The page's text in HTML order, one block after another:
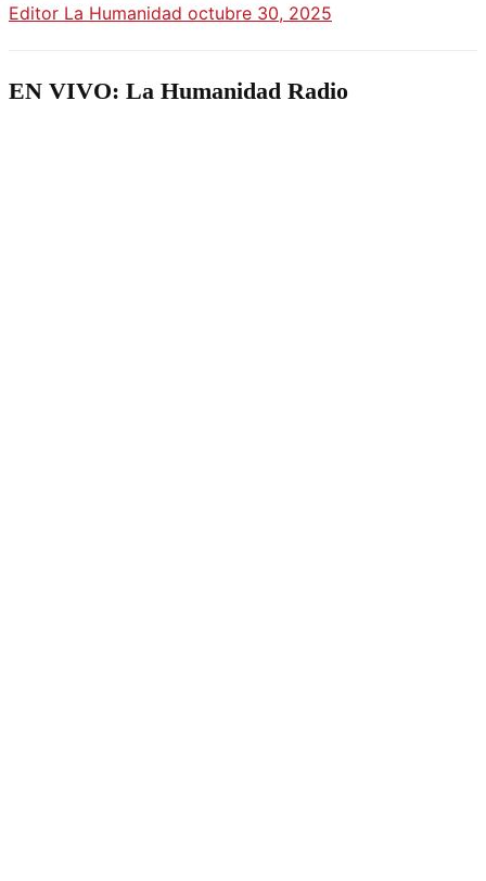
Editor La Humanidad octubre 30, 2025
EN VIVO: La Humanidad Radio